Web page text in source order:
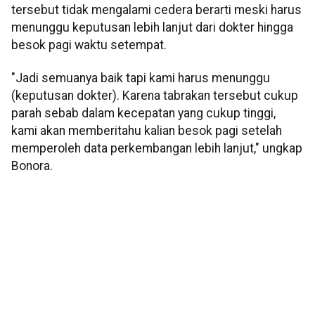
tersebut tidak mengalami cedera berarti meski harus
menunggu keputusan lebih lanjut dari dokter hingga
besok pagi waktu setempat.
"Jadi semuanya baik tapi kami harus menunggu
(keputusan dokter). Karena tabrakan tersebut cukup
parah sebab dalam kecepatan yang cukup tinggi,
kami akan memberitahu kalian besok pagi setelah
memperoleh data perkembangan lebih lanjut," ungkap
Bonora.